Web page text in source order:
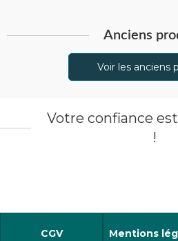
Anciens
Voir les anciens
Votre confiance
!
CGV Mentions